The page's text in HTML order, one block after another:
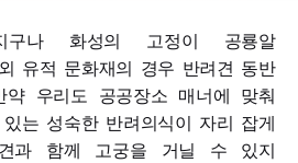
구나 화성의 고정이 공룡알
유적 문화재의 경우 반려견 동반
약 우리도 공공장소 매너에 맞춰
는 성숙한 반려의식이 자리 잡게
과 함께 고궁을 거닐 수 있지